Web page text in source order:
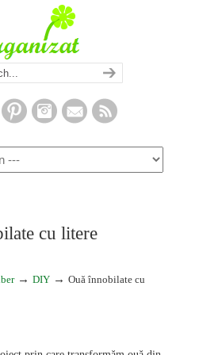
cu litere
→ DIY → Ouă înnobilate cu